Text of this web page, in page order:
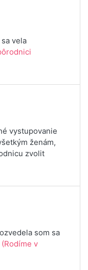
vela
vystupovanie
ženám,
zvolit
som sa
(Rodíme v